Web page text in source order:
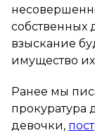
собственных
взыскание
имущество
Ранее мы
прокуратура
девочки,